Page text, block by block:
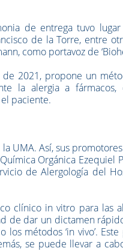
de entrega tuvo
de la Torre, entre
como portavoz de
de 2021, propone un
la alergia a fármacos,
paciente.
UMA. Así, sus
Orgánica Ezequiel
de Alergología del
clínico in vitro para las
de dar un dictamen
métodos ‘in vivo’.
se puede llevar a